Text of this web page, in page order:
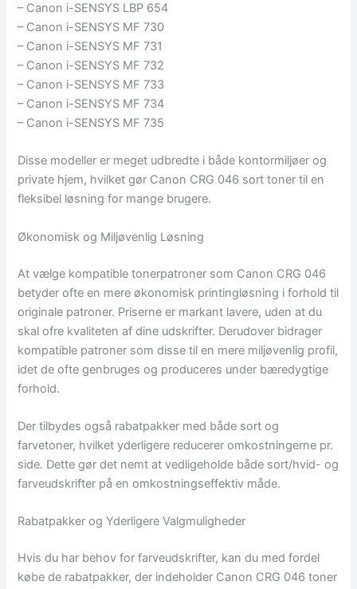
– Canon i-SENSYS LBP 654
– Canon i-SENSYS MF 730
– Canon i-SENSYS MF 731
– Canon i-SENSYS MF 732
– Canon i-SENSYS MF 733
– Canon i-SENSYS MF 734
– Canon i-SENSYS MF 735
Disse modeller er meget udbredte i både kontormiljøer og
private hjem, hvilket gør Canon CRG 046 sort toner til en
fleksibel løsning for mange brugere.
Økonomisk og Miljøvenlig Løsning
At vælge kompatible tonerpatroner som Canon CRG 046
betyder ofte en mere økonomisk printingløsning i forhold til
originale patroner. Priserne er markant lavere, uden at du
skal ofre kvaliteten af dine udskrifter. Derudover bidrager
kompatible patroner som disse til en mere miljøvenlig profil,
idet de ofte genbruges og produceres under bæredygtige
forhold.
Der tilbydes også rabatpakker med både sort og
farvetoner, hvilket yderligere reducerer omkostningerne pr.
side. Dette gør det nemt at vedligeholde både sort/hvid- og
farveudskrifter på en omkostningseffektiv måde.
Rabatpakker og Yderligere Valgmuligheder
Hvis du har behov for farveudskrifter, kan du med fordel
købe de rabatpakker, der indeholder Canon CRG 046 toner